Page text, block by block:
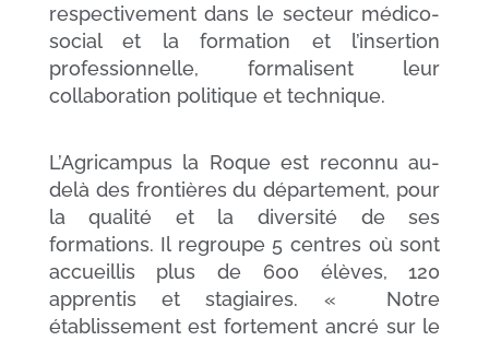
respectivement dans le secteur médico-
social et la formation et l’insertion
professionnelle, formalisent leur
collaboration politique et technique.
L’Agricampus la Roque est reconnu au-
delà des frontières du département, pour
la qualité et la diversité de ses
formations. Il regroupe 5 centres où sont
accueillis plus de 600 élèves, 120
apprentis et stagiaires. «
Notre
établissement est fortement ancré sur le